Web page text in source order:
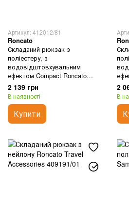
Артикул: 412012/81
Roncato
Складаний рюкзак з
поліестеру, з
водовідштовхувальним
ефектом Compact Roncato
412012/81
2 139 грн
В наявності
Купити
2
В